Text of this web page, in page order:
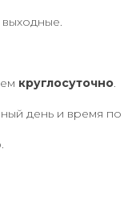
круглосуточно.
день и время по